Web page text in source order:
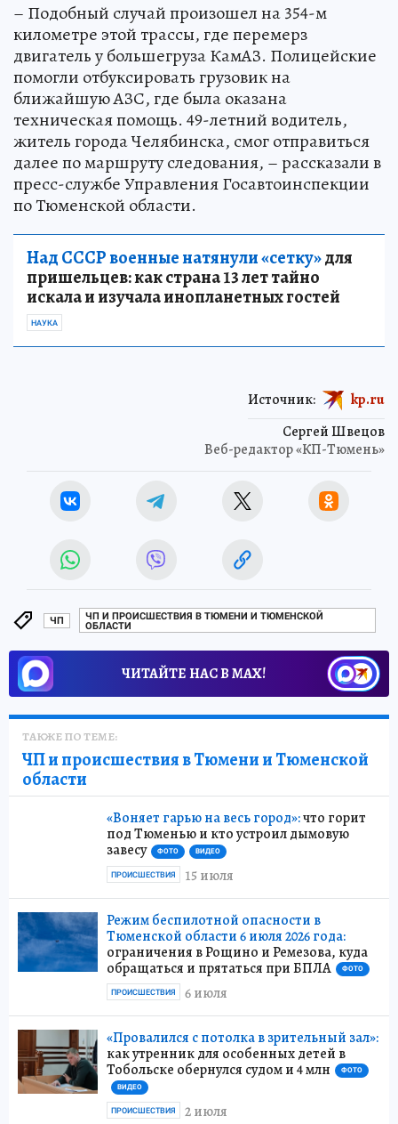
– Подобный случай произошел на 354-м
километре этой трассы, где перемерз
двигатель у большегруза КамАЗ. Полицейские
помогли отбуксировать грузовик на
ближайшую АЗС, где была оказана
техническая помощь. 49-летний водитель,
житель города Челябинска, смог отправиться
далее по маршруту следования, – рассказали в
пресс-службе Управления Госавтоинспекции
по Тюменской области.
Над СССР военные натянули «сетку»для
пришельцев: как страна 13 лет тайно
искала и изучала инопланетных гостей
НАУКА
Сергей Швецов
Веб-редактор «КП-Тюмень»
Источник: kp.ru
ЧП
ЧП И ПРОИСШЕСТВИЯ В ТЮМЕНИ И ТЮМЕНСКОЙ
ОБЛАСТИ
ЧИТАЙТЕ НАС В МАХ!
ТАКЖЕ ПО ТЕМЕ:
ЧП и происшествия в Тюмени и Тюменской
области
«Воняет гарью на весь город»:что горит
под Тюменью и кто устроил дымовую
завесу
ФОТО ВИДЕО
15 июля
ПРОИСШЕСТВИЯ
Режим беспилотной опасности в
Тюменской области 6 июля 2026 года:
ограничения в Рощино и Ремезова, куда
обращаться и прятаться при БПЛА
ФОТО
6 июля
ПРОИСШЕСТВИЯ
«Провалился с потолка в зрительный зал»:
как утренник для особенных детей в
Тобольске обернулся судом и 4 млн
ФОТО
ВИДЕО
2 июля
ПРОИСШЕСТВИЯ